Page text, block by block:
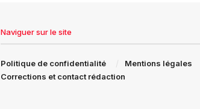
Naviguer sur le site
Politique de confidentialité Mentions légales
Corrections et contact rédaction